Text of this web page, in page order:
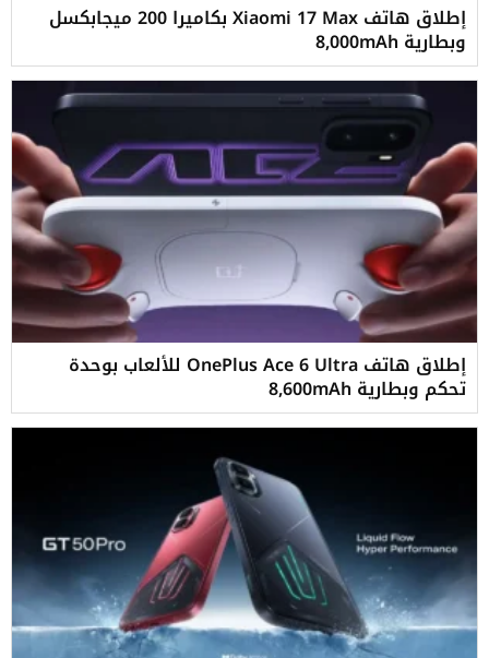
إطلاق هاتف Xiaomi 17 Max بكاميرا 200 ميجابكسل
وبطارية 8,000mAh
إطلاق هاتف OnePlus Ace 6 Ultra للألعاب بوحدة
تحكم وبطارية 8,600mAh